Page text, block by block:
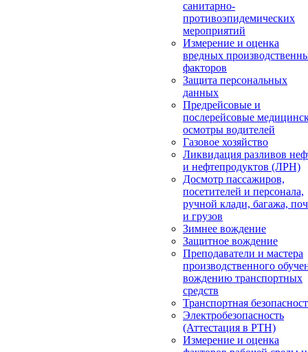
санитарно-
противоэпидемических
мероприятий
Измерение и оценка
вредных
факторов
Защита персональных
данных
Предрейсовые и
послерейсовые
осмотры водителей
Газовое хозяйство
Ликвидация разливов
и нефтепродуктов (ЛРН)
Досмотр пассажиров,
посетителей и персонала,
ручной клади, багажа,
и грузов
Зимнее вождение
Защитное вождение
Преподаватели и мастера
производственного
вождению транспортных
средств
Транспортная
Электробезопасность
(Аттестация в РТН)
Измерение и оценка